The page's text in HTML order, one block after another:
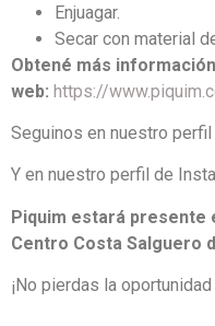
Enjuagar.
Secar con material
Obtené más
web: https://
Seguinos en nuestro
Y en nuestro perfil de
Piquim estará presente
Centro Costa Salguero
¡No pierdas la